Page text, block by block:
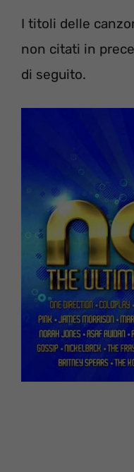
I titoli delle
non citati in
di seguito.